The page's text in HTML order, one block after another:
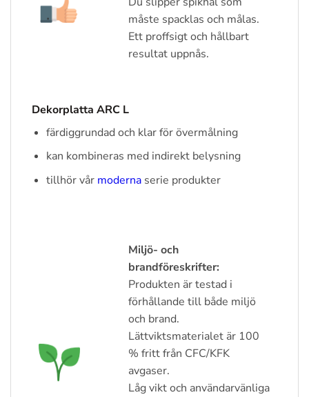
måste spacklas och målas.
Ett proffsigt och hållbart
resultat uppnås.
Dekorplatta ARC L
färdiggrundad och klar för övermålning
kan kombineras med indirekt belysning
tillhör vår modernaserie produkter
Miljö- och
brandföreskrifter:
Produkten är testad i
förhållande till både miljö
och brand.
Lättviktsmaterialet är 100
% fritt från CFC/KFK
avgaser.
Låg vikt och användarvänliga